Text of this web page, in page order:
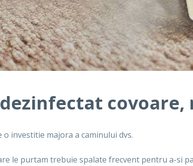
investitie majora a caminului dvs.
le purtam trebuie spalate frecvent pentru a-si